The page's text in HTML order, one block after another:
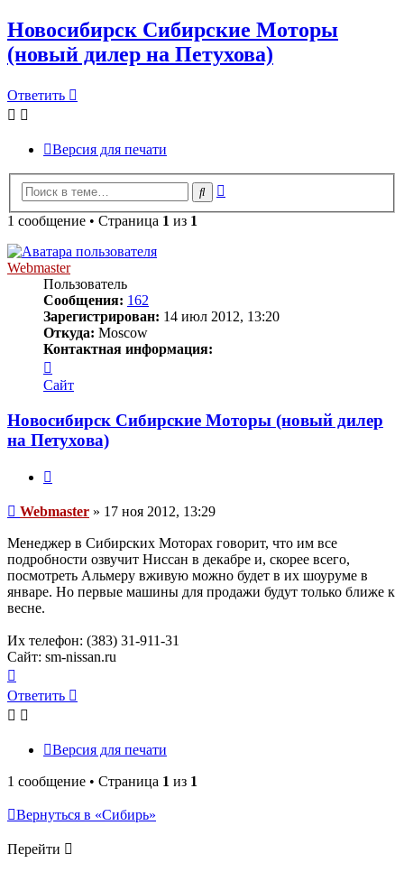
Новосибирск Сибирские Моторы
(новый дилер на Петухова)
Ответить
Версия для печати
Поиск
1 сообщение • Страница 1 из 1
Webmaster
Пользователь
Сообщения: 162
Зарегистрирован: 14 июл 2012, 13:20
Откуда: Moscow
Контактная информация:
информация
пользователя
Webmaster
Сайт
Новосибирск Сибирские Моторы (новый дилер
на Петухова)
Сообщение
Webmaster » 17 ноя 2012, 13:29
Менеджер в Сибирских Моторах говорит, что им все
подробности озвучит Ниссан в декабре и, скорее всего,
посмотреть Альмеру вживую можно будет в их шоуруме в
январе. Но первые машины для продажи будут только ближе к
весне.
Их телефон: (383) 31-911-31
Сайт: sm-nissan.ru
к
началу
Ответить
Версия для печати
1 сообщение • Страница 1 из 1
Вернуться в «Сибирь»
Перейти